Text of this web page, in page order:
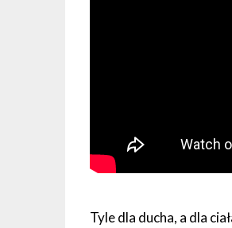
Tyle dla ducha, a dla